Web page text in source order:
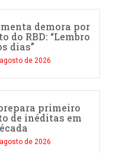
demora por
do RBD: “Lembro
dias”
de 2026
primeiro
de inéditas em
de 2026